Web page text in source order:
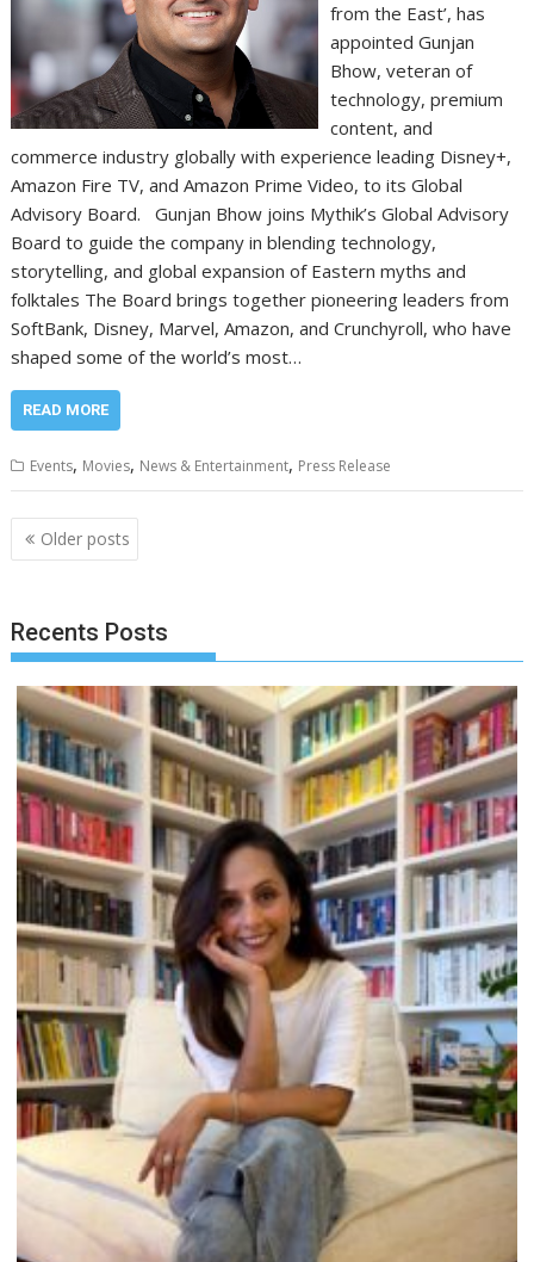
from the East’, has
appointed Gunjan
Bhow, veteran of
technology, premium
content, and
commerce industry globally with experience leading Disney+,
Amazon Fire TV, and Amazon Prime Video, to its Global
Advisory Board. Gunjan Bhow joins Mythik’s Global Advisory
Board to guide the company in blending technology,
storytelling, and global expansion of Eastern myths and
folktales The Board brings together pioneering leaders from
SoftBank, Disney, Marvel, Amazon, and Crunchyroll, who have
shaped some of the world’s most…
READ MORE
Events, Movies, News & Entertainment, Press Release
Posts
navigation
Older posts
Recents Posts